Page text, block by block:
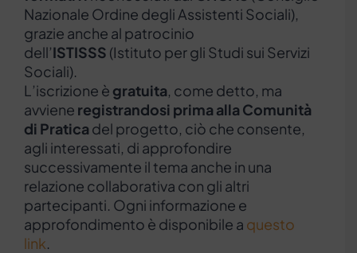
Nazionale Ordine degli Assistenti Sociali),
grazie anche al patrocinio
dell’ISTISSS (Istituto per gli Studi sui Servizi
Sociali).
L’iscrizione è gratuita , come detto, ma
avviene registrandosi prima alla Comunità
di Pratica del progetto, ciò che consente,
agli interessati, di approfondire
successivamente il tema anche in una
relazione collaborativa con gli altri
partecipanti. Ogni informazione e
approfondimento è disponibile a questo
link